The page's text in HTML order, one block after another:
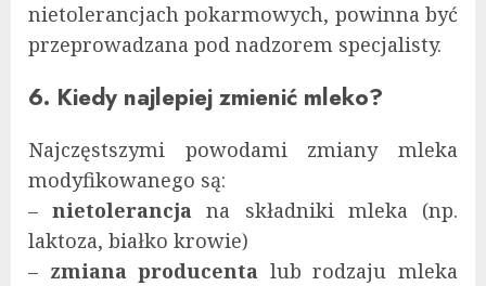
nietolerancjach pokarmowych, powinna być
przeprowadzana pod nadzorem specjalisty.
6. Kiedy najlepiej zmienić mleko?
Najczęstszymi powodami zmiany mleka
modyfikowanego są:
–nietolerancja na składniki mleka (np.
laktoza, białko krowie)
– zmiana producenta lub rodzaju mleka